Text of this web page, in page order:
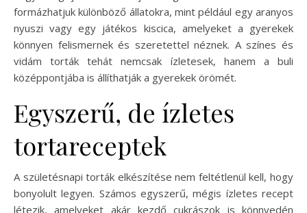
formázhatjuk különböző állatokra, mint például egy aranyos
nyuszi vagy egy játékos kiscica, amelyeket a gyerekek
könnyen felismernek és szeretettel néznek. A színes és
vidám torták tehát nemcsak ízletesek, hanem a buli
középpontjába is állíthatják a gyerekek örömét.
Egyszerű, de ízletes
tortareceptek
A születésnapi torták elkészítése nem feltétlenül kell, hogy
bonyolult legyen. Számos egyszerű, mégis ízletes recept
létezik, amelyeket akár kezdő cukrászok is könnyedén